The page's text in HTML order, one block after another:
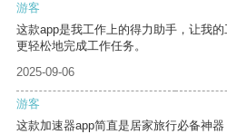
游客
这款app是我工作上的得力助手，让我
更轻松地完成工作任务。
2025-09-06
游客
这款加速器app简直是居家旅行必备神